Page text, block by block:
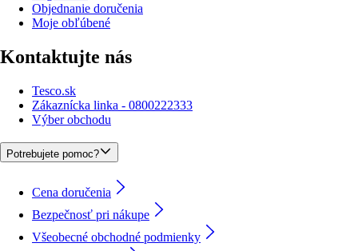
Objednanie doručenia
Moje obľúbené
Kontaktujte nás
Tesco.sk
Zákaznícka linka - 0800222333
Výber obchodu
Potrebujete pomoc?
Cena doručenia
Bezpečnosť pri nákupe
Všeobecné obchodné podmienky